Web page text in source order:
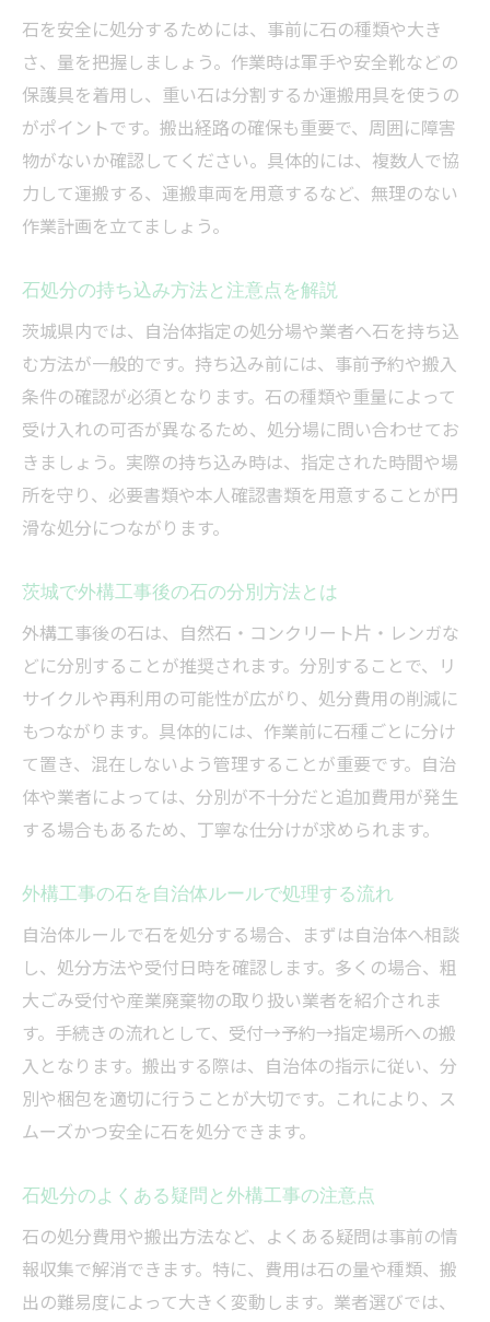
石処分の持ち込み時に必要な手続きと注意
外構工事後に石を持ち込む際の料金目安
茨城県の石処分持ち込み場所での流れとは
外構工事で石を持ち込む際のトラブル回避
法
石処分時に外構工事と連携すべき理由
大量の石を効率よく処分したい方への実践ガイ
法
大量の石処分で外構工事と業者の選び方
外構工事で大量の石を搬出する手順
大量の石処分時に見積もりの取り方を解説
外構工事の大量石処分で使える節約術
大量の石も安心処分できる外構工事の工夫
外構工事後の石処分費用の目安と内訳
石処分の費用を抑える外構工事のポイント
外構工事で知っておきたい石処分の相場
石処分費用を比較する外構工事のコツ
外構工事の石処分で追加料金を避ける方法
石処分の見積もりを賢く取る外構工事術
庭石の無料引き取りや買取の可能性を探る方法
用法
外構工事で庭石買取業者を選ぶポイント
無料で庭石処分するための外構工事の工夫
外構工事で庭石を高く売るコツと注意点
庭石の状態別に選べる外構工事後の処分法
外構工事と連携した庭石買取・譲渡の流れ
自治体ルールに沿った石処分のコツと落とし穴
石処分で見落としがちな外構工事の注意点
自治体での外構工事石処分手続きの流れ
自治体ルール違反を防ぐ外構工事の工夫
外構工事後の石処分で多いトラブル事例
石を安全に処分するためには、事前に石の種類や大き
さ、量を把握しましょう。作業時は軍手や安全靴などの
保護具を着用し、重い石は分割するか運搬用具を使うの
がポイントです。搬出経路の確保も重要で、周囲に障害
物がないか確認してください。具体的には、複数人で協
力して運搬する、運搬車両を用意するなど、無理のない
作業計画を立てましょう。
石処分の持ち込み方法と注意点を解説
茨城県内では、自治体指定の処分場や業者へ石を持ち込
む方法が一般的です。持ち込み前には、事前予約や搬入
条件の確認が必須となります。石の種類や重量によって
受け入れの可否が異なるため、処分場に問い合わせてお
きましょう。実際の持ち込み時は、指定された時間や場
所を守り、必要書類や本人確認書類を用意することが円
滑な処分につながります。
茨城で外構工事後の石の分別方法とは
外構工事後の石は、自然石・コンクリート片・レンガな
どに分別することが推奨されます。分別することで、リ
サイクルや再利用の可能性が広がり、処分費用の削減に
もつながります。具体的には、作業前に石種ごとに分け
て置き、混在しないよう管理することが重要です。自治
体や業者によっては、分別が不十分だと追加費用が発生
する場合もあるため、丁寧な仕分けが求められます。
外構工事の石を自治体ルールで処理する流れ
自治体ルールで石を処分する場合、まずは自治体へ相談
し、処分方法や受付日時を確認します。多くの場合、粗
大ごみ受付や産業廃棄物の取り扱い業者を紹介されま
す。手続きの流れとして、受付→予約→指定場所への搬
入となります。搬出する際は、自治体の指示に従い、分
別や梱包を適切に行うことが大切です。これにより、ス
ムーズかつ安全に石を処分できます。
石処分のよくある疑問と外構工事の注意点
石の処分費用や搬出方法など、よくある疑問は事前の情
報収集で解消できます。特に、費用は石の量や種類、搬
出の難易度によって大きく変動します。業者選びでは、